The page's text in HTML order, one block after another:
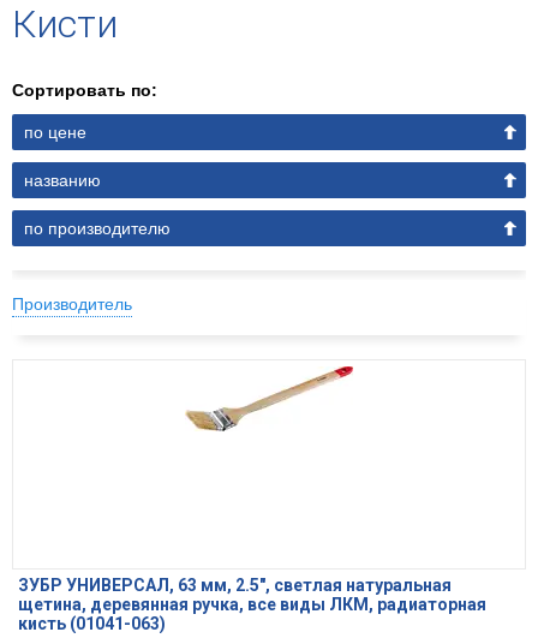
Кисти
Сортировать по:
по цене
названию
по производителю
Производитель
ЗУБР УНИВЕРСАЛ, 63 мм, 2.5″, светлая натуральная
щетина, деревянная ручка, все виды ЛКМ, радиаторная
кисть (01041-063)